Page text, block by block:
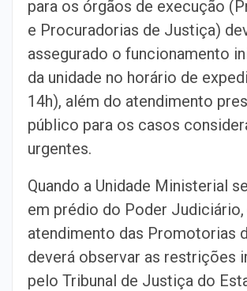
para os órgãos de execução
e Procuradorias de Justiça)
assegurado o funcionamento
da unidade no horário de
14h), além do atendimento
público para os casos
urgentes.
Quando a Unidade Ministerial
em prédio do Poder Judiciário,
atendimento das Promotorias
deverá observar as restrições
pelo Tribunal de Justiça do